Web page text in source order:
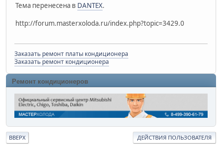
Тема перенесена в DANTEX.
http://forum.masterxoloda.ru/index.php?topic=3429.0
Заказать ремонт платы кондиционера
Заказать ремонт кондиционера
Ремонт кондиционеров
ВВЕРХ ДЕЙСТВИЯ ПОЛЬЗОВАТЕЛЯ